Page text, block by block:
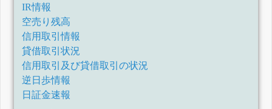
IR情報
空売り残高
信用取引情報
貸借取引状況
信用取引及び貸借取引の状況
逆日歩情報
日証金速報